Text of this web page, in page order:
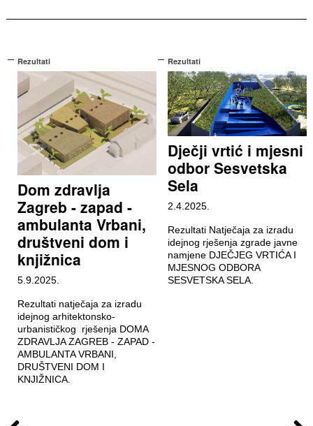
Rezultati
Dom zdravlja
Zagreb - zapad -
ambulanta Vrbani,
društveni dom i
knjižnica
5.9.2025.
Rezultati natječaja za izradu
idejnog arhitektonsko-
urbanističkog rješenja DOMA
ZDRAVLJA ZAGREB - ZAPAD -
AMBULANTA VRBANI,
DRUŠTVENI DOM I
KNJIŽNICA.
Rezultati
Dječji vrtić i mjesni
odbor Sesvetska
Sela
2.4.2025.
Rezultati Natječaja za izradu
idejnog rješenja zgrade javne
namjene DJEČJEG VRTIĆA I
MJESNOG ODBORA
SESVETSKA SELA.